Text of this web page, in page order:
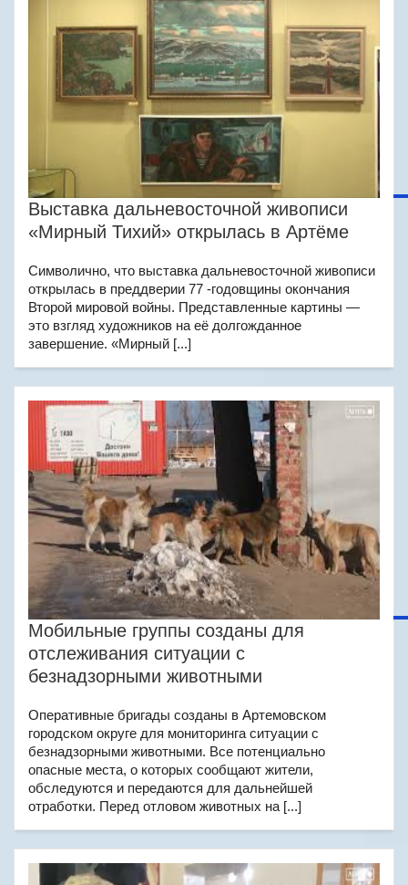
Выставка дальневосточной живописи
«Мирный Тихий» открылась в Артёме
Символично, что выставка дальневосточной живописи
открылась в преддверии 77 -годовщины окончания
Второй мировой войны. Представленные картины —
это взгляд художников на её долгожданное
завершение. «Мирный [...]
Мобильные группы созданы для
отслеживания ситуации с
безнадзорными животными
Оперативные бригады созданы в Артемовском
городском округе для мониторинга ситуации с
безнадзорными животными. Все потенциально
опасные места, о которых сообщают жители,
обследуются и передаются для дальнейшей
отработки. Перед отловом животных на [...]